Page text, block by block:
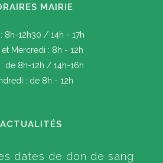
MAIRIE
: 8h-12h30 / 14h - 17h
et Mercredi : 8h - 12h
de 8h-12h / 14h-16h
: de 8h - 12h
ACTUALITÉS
dates de don de sang